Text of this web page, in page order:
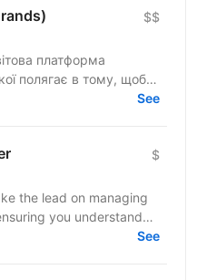
$$
платформа
полягає в тому, щоб
швидко, легко таSee
$
you understand
future...
See